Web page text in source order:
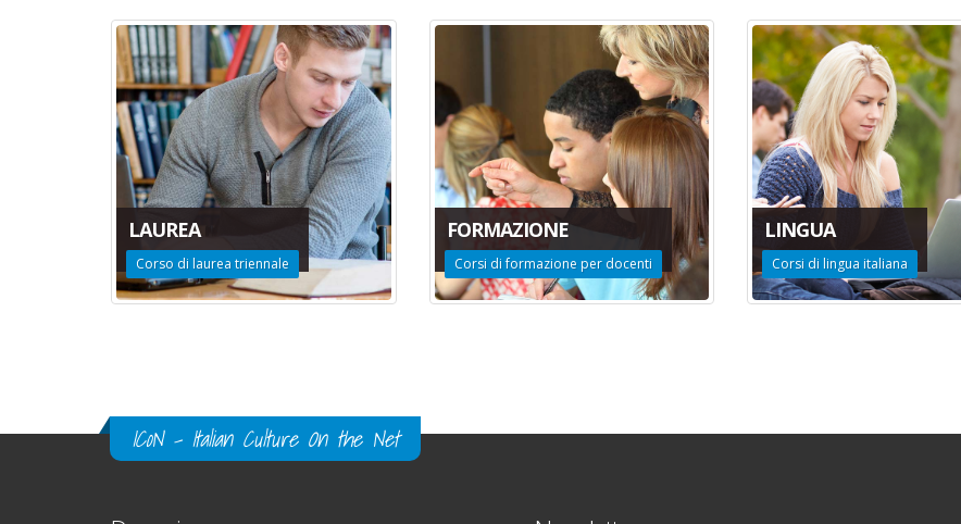
LAUREA
Corso di laurea triennale
FORMAZIONE
Corsi di formazione per docenti
LINGUA
Corsi di lingua italiana
ICoN - Italian Culture On the Net